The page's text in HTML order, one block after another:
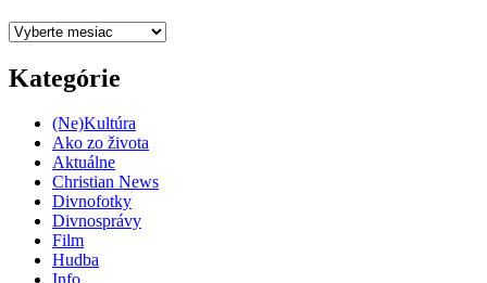
Archív
Kategórie
(Ne)Kultúra
Ako zo života
Aktuálne
Christian News
Divnofotky
Divnosprávy
Film
Hudba